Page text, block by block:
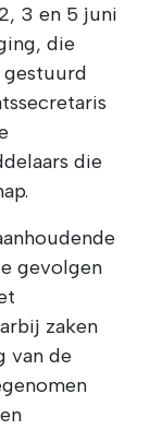
3 en 5 juni
die
gestuurd
die
gevolgen
zaken
van de